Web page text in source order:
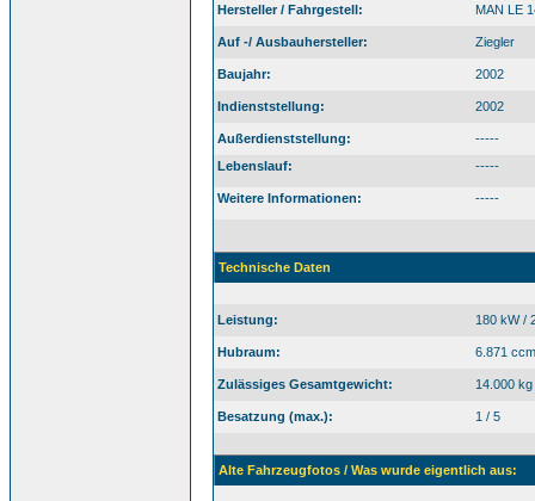
Hersteller / Fahrgestell: MAN LE
Auf -/ Ausbauhersteller: Ziegler
Baujahr: 2002
Indienststellung: 2002
Außerdienststellung:
-----
Lebenslauf:
-----
Weitere Informationen: -----
Technische Daten
Leistung: 180 kW /
Hubraum: 6.871 ccm
Zulässiges Gesamtgewicht: 14.000 kg
Besatzung (max.): 1 / 5
Alte Fahrzeugfotos / Was wurde eigentlich aus: